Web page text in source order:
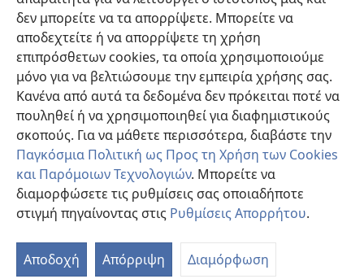
δεν μπορείτε να τα απορρίψετε. Μπορείτε να
αποδεχτείτε ή να απορρίψετε τη χρήση
επιπρόσθετων cookies, τα οποία χρησιμοποιούμε
μόνο για να βελτιώσουμε την εμπειρία χρήσης σας.
Κανένα από αυτά τα δεδομένα δεν πρόκειται ποτέ να
πουληθεί ή να χρησιμοποιηθεί για διαφημιστικούς
σκοπούς. Για να μάθετε περισσότερα, διαβάστε την
Παγκόσμια Πολιτική ως Προς τη Χρήση των Cookies
και Παρόμοιων Τεχνολογιών. Μπορείτε να
διαμορφώσετε τις ρυθμίσεις σας οποιαδήποτε
στιγμή πηγαίνοντας στις Ρυθμίσεις Απορρήτου.
Αποδοχή Απόρριψη Διαμόρφωση
παράθυρο)ΔΙΑΔΙΚΤΥΑΚΗ ΒΙΒΛΙΟΘΗΚΗ της Σκοπιάς™
(ανοίγει
νέο
παράθυρο)
JW Hub ®
(ανοίγει
νέο
παράθυρο)JW Library®
Βιβλιοθήκη της Σκοπιάς
Copyright
© 2026 Watch Tower Bible and Tract Society of Pennsylvania.
ΟΡΟΙ ΧΡΗΣΗΣ |ΠΟΛΙΤΙΚΗ ΑΠΟΡΡΗΤΟΥ |ΡΥΘΜΙΣΕΙΣ ΑΠΟΡΡΗΤΟΥ